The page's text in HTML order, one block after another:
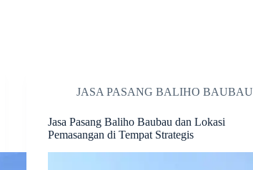
JASA PASANG BALIHO BAUBAU
Jasa Pasang Baliho Baubau dan Lokasi
Pemasangan di Tempat Strategis